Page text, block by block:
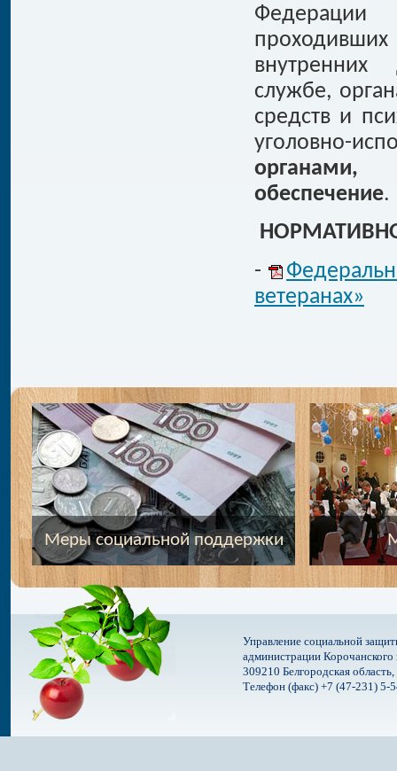
внутренних
службе,
средств и
уголовно-
органами,
обеспечение.
-
ветеранах»
Меры социальной поддержки
Управление социальной
администрации
309210 Белгородская
Телефон (факс) +7 (47-231) 5-